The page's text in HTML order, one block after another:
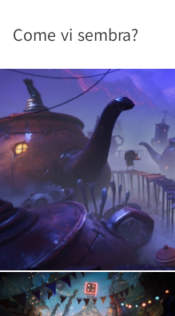
Come vi sembra?